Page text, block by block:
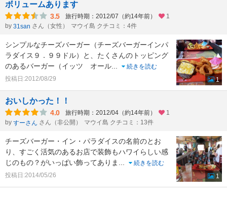
ボリュームあります
3.5 旅行時期：2012/07（約14年前）
1
by 31san さん（女性） マウイ島 クチコミ：4件
シンプルなチーズバーガー（チーズバーガーインパ
ラダイス９．９９ドル）と、たくさんのトッピング
のあるバーガー（イッツ オール...
続きを読む
投稿日:2012/08/29
1
おいしかった！！
4.0 旅行時期：2012/04（約14年前）
1
by すーさん さん（非公開） マウイ島 クチコミ：13件
チーズバーガー・イン・パラダイスの名前のとお
り、すごく活気のあるお店で装飾もハワイらしい感
じのもの？がいっぱい飾ってありま ...
続きを読む
投稿日:2014/05/26
1